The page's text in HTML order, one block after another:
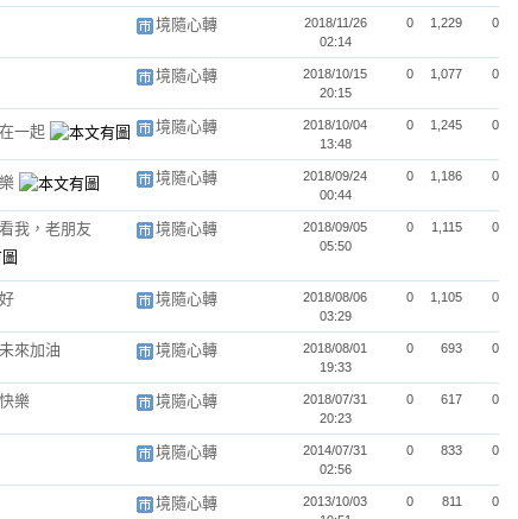
境隨心轉
2018/11/26
02:14
0 1,229 0
境隨心轉
2018/10/15
20:15
0 1,077 0
一起 境隨心轉
2018/10/04
13:48
0 1,245 0
境隨心轉
2018/09/24
00:44
0 1,186 0
我，老朋友 境隨心轉
2018/09/05
05:50
0 1,115 0
境隨心轉
2018/08/06
03:29
0 1,105 0
來加油 境隨心轉
2018/08/01
19:33
0 693 0
樂 境隨心轉
2018/07/31
20:23
0 617 0
境隨心轉
2014/07/31
02:56
0 833 0
境隨心轉
2013/10/03
0 811 0